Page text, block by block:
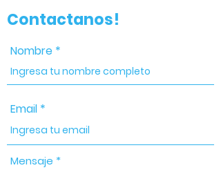
Contactanos!
Nombre
Email
Mensaje